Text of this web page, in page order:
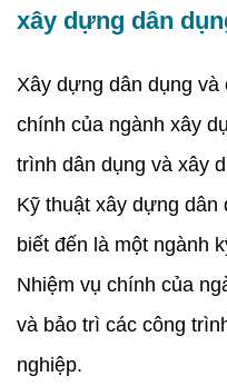
xây dựng dân
Xây dựng dân dụng và
chính của ngành xây
trình dân dụng và xây
Kỹ thuật xây dựng
biết đến là một ngành
Nhiệm vụ chính của
và bảo trì các công
nghiệp.